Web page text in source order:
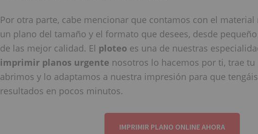
Por otra parte, cabe mencionar que contamos con el material
un plano del tamaño y el formato que desees, desde
de las mejor calidad. El ploteo es una de nuestras
imprimir planos urgente nosotros lo hacemos por ti, trae
abrimos y lo adaptamos a nuestra impresión para que
resultados en pocos minutos.
IMPRIMIR PLANO ONLINE AHORA